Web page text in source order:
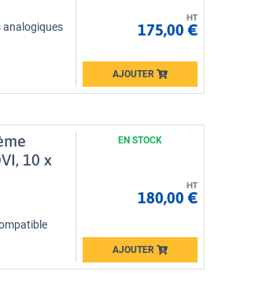
analogiques
HT
175,00 €
AJOUTER
Loading...
10 x
EN STOCK
HT
180,00 €
AJOUTER
Loading...